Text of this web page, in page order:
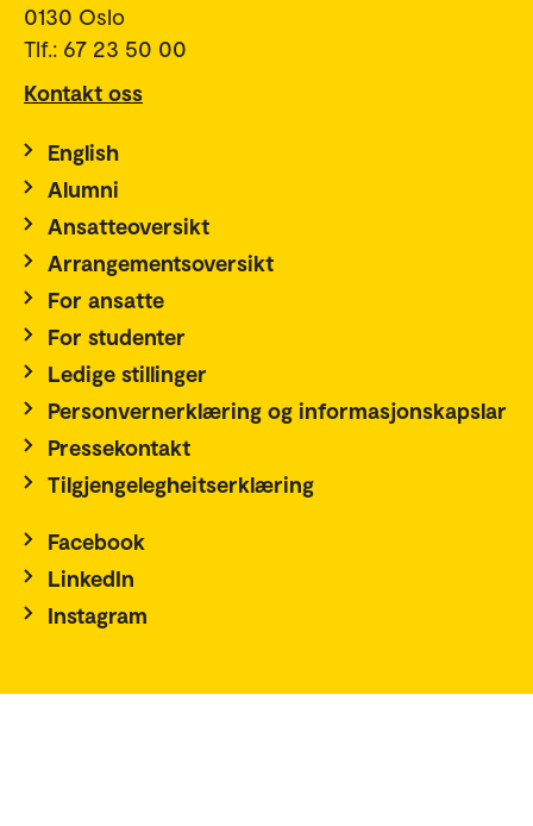
0130 Oslo
Tlf.: 67 23 50 00
Kontakt oss
English
Alumni
Ansatteoversikt
Arrangementsoversikt
For ansatte
For studenter
Ledige stillinger
Personvernerklæring og informasjonskapslar
Pressekontakt
Tilgjengelegheitserklæring
Facebook
LinkedIn
Instagram